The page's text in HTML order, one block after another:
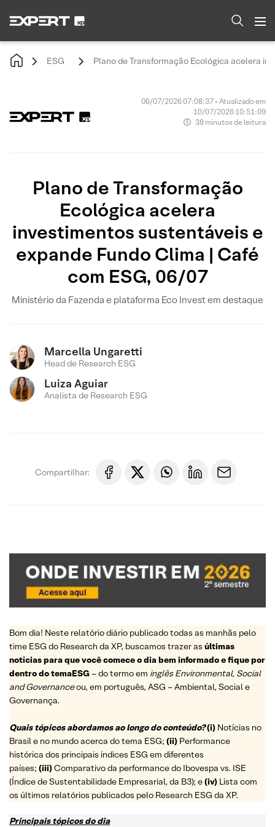
ESG Plano de Transformação Ecológica acelera
06/07/2026 07:08:37 • Atualizado em
10/07/2026 10:51:09
38 minutos de leitura
Plano de Transformação
Ecológica acelera
investimentos sustentáveis e
expande Fundo Clima | Café
com ESG, 06/07
Ministério da Fazenda e plataforma Eco Invest em destaque
Marcella Ungaretti
Head de Research ESG
Luiza Aguiar
Analista de Research ESG
Compartilhar:
Bom dia! Neste relatório diário publicado todas as manhãs pelo
time ESG do Research da XP, buscamos trazer as últimas
notícias para que você comece o dia bem informado e fique por
dentro do temaESG – do termo em inglês Environmental, Social
and Governanceou, em português, ASG – Ambiental, Social e
Governança.
Quais tópicos abordamos ao longo do conteúdo?(i) Notícias no
Brasil e no mundo acerca do tema ESG; (ii) Performance
histórica dos principais índices ESG em diferentes
países; (iii)Comparativo da performance do Ibovespa vs. ISE
(Índice de Sustentabilidade Empresarial, da B3); e(iv) Lista com
os últimos relatórios publicados pelo Research ESG da XP.
Principais tópicos do dia